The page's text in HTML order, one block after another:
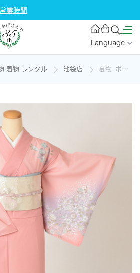
業時間
Language
着物 レンタル 池袋店 夏物_ポリ訪問着(サーモンピンク地・辻が花風)の着物レンタル